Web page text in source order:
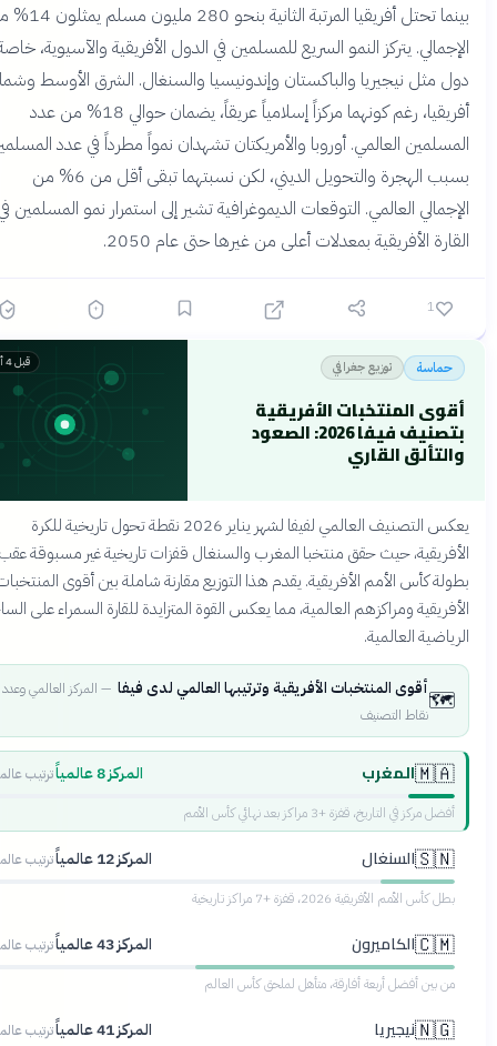
بينما تحتل أفريقيا المرتبة الثانية بنحو 280 مليون مسلم يمثلون 14% من
يتركز النمو السريع للمسلمين في الدول الأفريقية والآسيوية، خاصة في
مثل نيجيريا والباكستان وإندونيسيا والسنغال. الشرق الأوسط وشمال
أفريقيا، رغم كونهما مركزاً إسلامياً عريقاً، يضمان حوالي 18% من عدد
العالمي. أوروبا والأمريكتان تشهدان نمواً مطرداً في عدد المسلمين
بسبب الهجرة والتحويل الديني، لكن نسبتهما تبقى أقل من 6% من
العالمي. التوقعات الديموغرافية تشير إلى استمرار نمو المسلمين في
الأفريقية بمعدلات أعلى من غيرها حتى عام 2050.
حماسة توزيع جغرافي
المنتخبات الأفريقية
بتصنيف فيفا 2026: الصعود
القاري
يعكس التصنيف العالمي لفيفا لشهر يناير 2026 نقطة تحول تاريخية للكرة
حيث حقق منتخبا المغرب والسنغال قفزات تاريخية غير مسبوقة عقب
كأس الأمم الأفريقية. يقدم هذا التوزيع مقارنة شاملة بين أقوى المنتخبات
ومراكزهم العالمية، مما يعكس القوة المتزايدة للقارة السمراء على الساحة
العالمية.
أقوى المنتخبات الأفريقية وترتيبها العالمي لدى فيفا —المركز العالمي وعدد
نقاط التصنيف
🇲🇦المغرب
ترتيب عالمي
أفضل مركز في التاريخ، قفزة +3 مراكز بعد نهائي كأس الأمم
🇸🇳السنغال
ترتيب عالمي
بطل كأس الأمم الأفريقية 2026، قفزة +7 مراكز تاريخية
🇨🇲الكاميرون
ترتيب عالمي
من بين أفضل أربعة أفارقة، متأهل لملحق كأس العالم
🇳🇬نيجيريا
ترتيب عالمي